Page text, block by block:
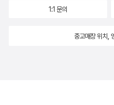
1:1 문의
중고매장 위치,